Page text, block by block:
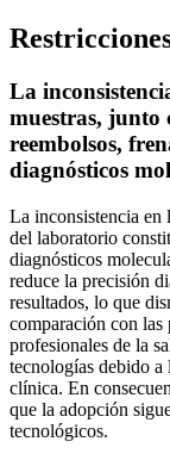
La
muestras, junto
reembolsos,
diagnósticos
La inconsistencia en
del laboratorio
diagnósticos
reduce la precisión
resultados, lo que
comparación con las
profesionales de la
tecnologías debido
clínica. En
que la adopción
tecnológicos.